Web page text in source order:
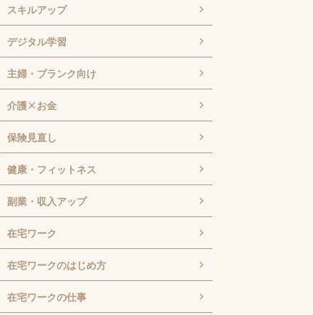
スキルアップ
デジタル学習
主婦・ブランク向け
介護×お金
保険見直し
健康・フィットネス
副業・収入アップ
在宅ワーク
在宅ワークのはじめ方
在宅ワークの仕事